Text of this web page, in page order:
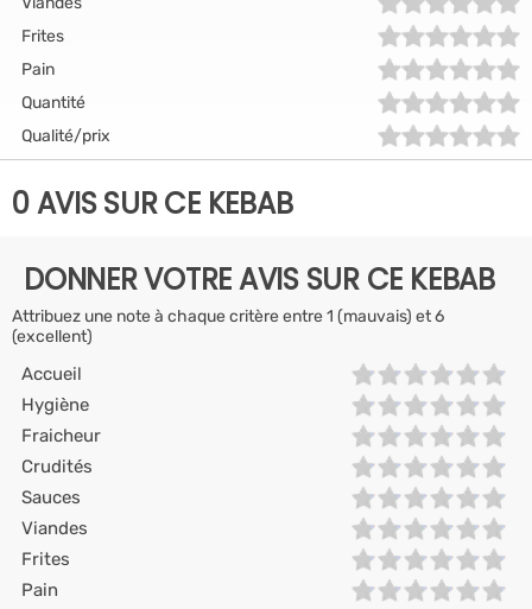
Frites
Pain
Quantité
Qualité/prix
0 AVIS SUR CE KEBAB
DONNER VOTRE AVIS SUR CE KEBAB
Attribuez une note à chaque critère entre 1 (mauvais) et 6
(excellent)
Accueil
Hygiène
Fraicheur
Crudités
Sauces
Viandes
Frites
Pain